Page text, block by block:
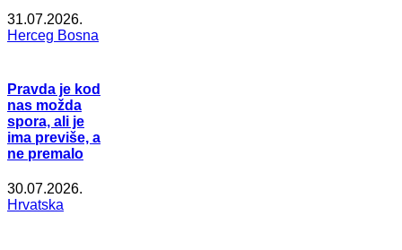
31.07.2026.
Herceg Bosna
Pravda je kod
nas možda
spora, ali je
ima previše, a
ne premalo
30.07.2026.
Hrvatska